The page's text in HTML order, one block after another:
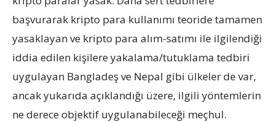
başvurarak kripto para kullanımı teoride tamamen
yasaklayan ve kripto para alım-satımı ile ilgilendiği
iddia edilen kişilere yakalama/tutuklama tedbiri
uygulayan Bangladeş ve Nepal gibi ülkeler de var,
ancak yukarıda açıklandığı üzere, ilgili yöntemlerin
ne derece objektif uygulanabileceği meçhul.